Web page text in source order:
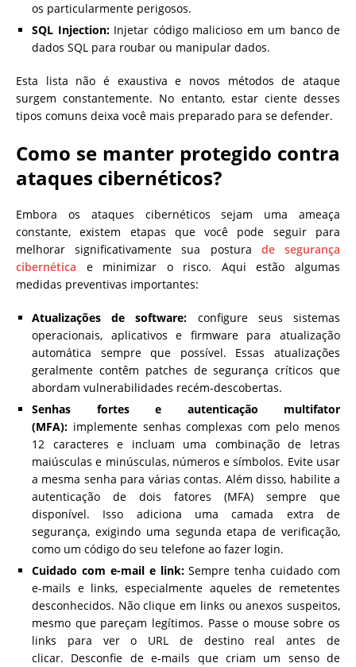
os particularmente perigosos.
SQL Injection:Injetar código malicioso em um banco de
dados SQL para roubar ou manipular dados.
Esta lista não é exaustiva e novos métodos de ataque
surgem constantemente. No entanto, estar ciente desses
tipos comuns deixa você mais preparado para se defender.
Como se manter protegido contra
ataques cibernéticos?
Embora os ataques cibernéticos sejam uma ameaça
constante, existem etapas que você pode seguir para
melhorar significativamente sua postura de segurança
cibernética e minimizar o risco. Aqui estão algumas
medidas preventivas importantes:
Atualizações de software: configure seus sistemas
operacionais, aplicativos e firmware para atualização
automática sempre que possível. Essas atualizações
geralmente contêm patches de segurança críticos que
abordam vulnerabilidades recém-descobertas.
Senhas fortes e autenticação multifator
(MFA): implemente senhas complexas com pelo menos
12 caracteres e incluam uma combinação de letras
maiúsculas e minúsculas, números e símbolos. Evite usar
a mesma senha para várias contas. Além disso, habilite a
autenticação de dois fatores (MFA) sempre que
disponível. Isso adiciona uma camada extra de
segurança, exigindo uma segunda etapa de verificação,
como um código do seu telefone ao fazer login.
Cuidado com e-mail e link:Sempre tenha cuidado com
e-mails e links, especialmente aqueles de remetentes
desconhecidos. Não clique em links ou anexos suspeitos,
mesmo que pareçam legítimos. Passe o mouse sobre os
links para ver o URL de destino real antes de
clicar. Desconfie de e-mails que criam um senso de